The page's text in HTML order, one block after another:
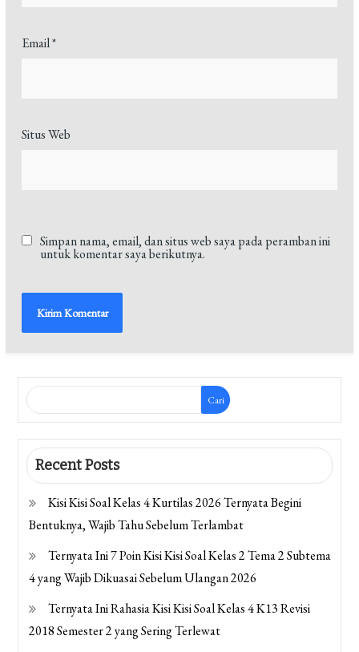
Email*
Situs Web
Simpan nama, email, dan situs web saya pada peramban ini
untuk komentar saya berikutnya.
Cari
Recent Posts
Kisi Kisi Soal Kelas 4 Kurtilas 2026 Ternyata Begini
Bentuknya, Wajib Tahu Sebelum Terlambat
Ternyata Ini 7 Poin Kisi Kisi Soal Kelas 2 Tema 2 Subtema
4 yang Wajib Dikuasai Sebelum Ulangan 2026
Ternyata Ini Rahasia Kisi Kisi Soal Kelas 4 K13 Revisi
2018 Semester 2 yang Sering Terlewat